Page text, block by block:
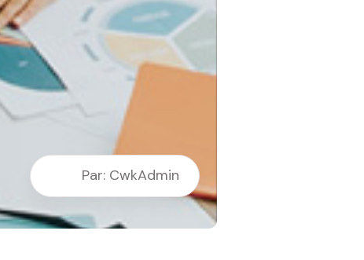
Par: CwkAdmin